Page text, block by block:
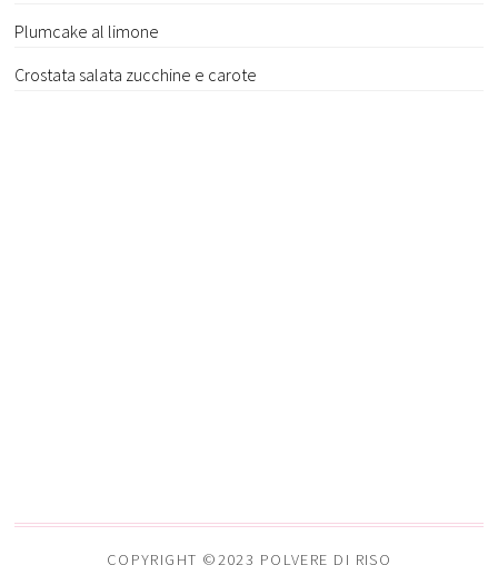
Plumcake al limone
Crostata salata zucchine e carote
COPYRIGHT ©2023 POLVERE DI RISO